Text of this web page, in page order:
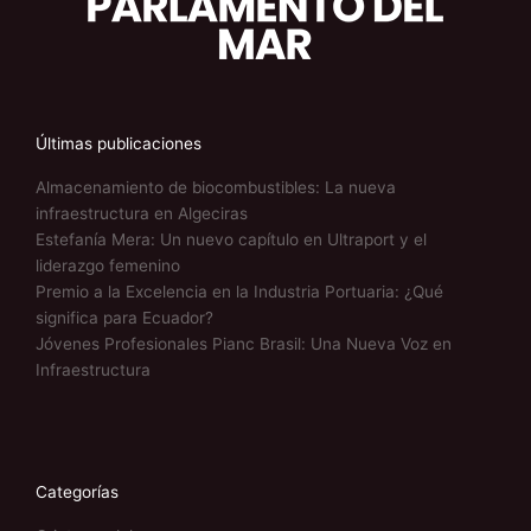
Últimas publicaciones
Almacenamiento de biocombustibles: La nueva
infraestructura en Algeciras
Estefanía Mera: Un nuevo capítulo en Ultraport y el
liderazgo femenino
Premio a la Excelencia en la Industria Portuaria: ¿Qué
significa para Ecuador?
Jóvenes Profesionales Pianc Brasil: Una Nueva Voz en
Infraestructura
Categorías